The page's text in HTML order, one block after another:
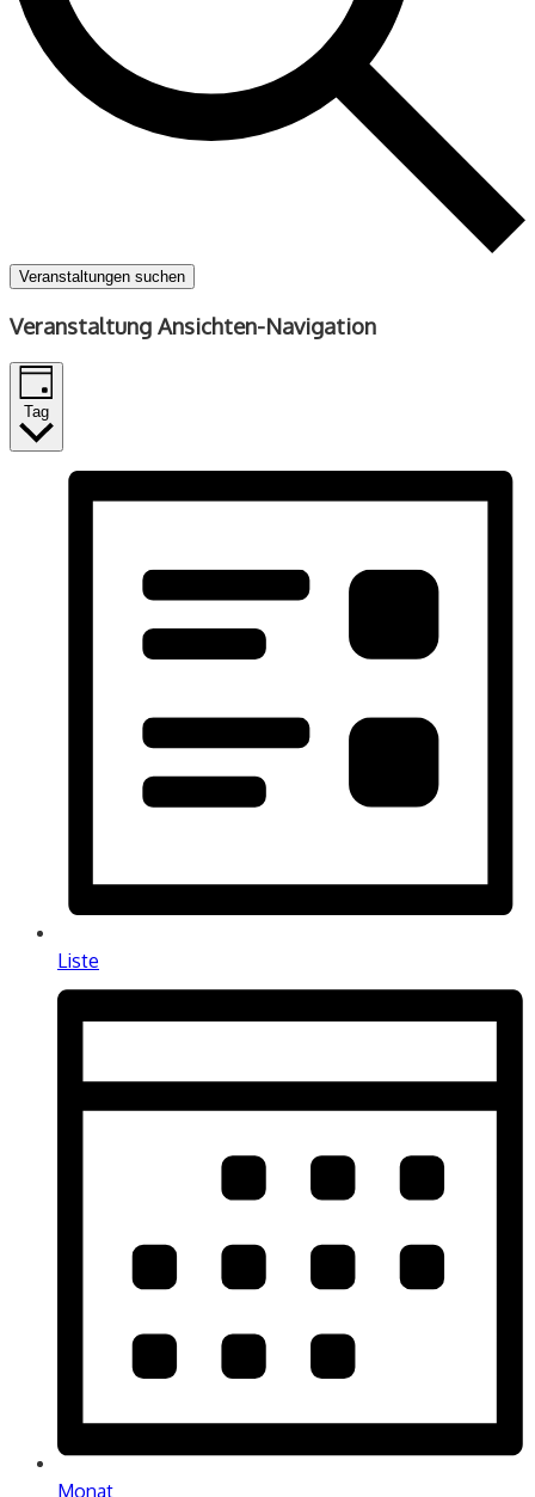
Veranstaltungen suchen
Veranstaltung Ansichten-Navigation
Tag
Liste
Monat